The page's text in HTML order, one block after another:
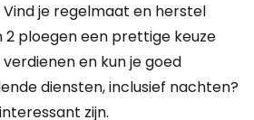
Vind je regelmaat en herstel
2 ploegen een prettige keuze
verdienen en kun je goed
diensten, inclusief nachten?
zijn.